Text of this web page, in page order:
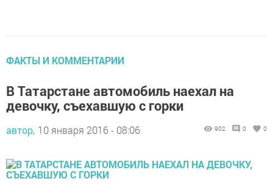
ФАКТЫ И КОММЕНТАРИИ
В Татарстане автомобиль наехал на
девочку, съехавшую с горки
автор, 10 января 2016 - 08:06 902 0 0